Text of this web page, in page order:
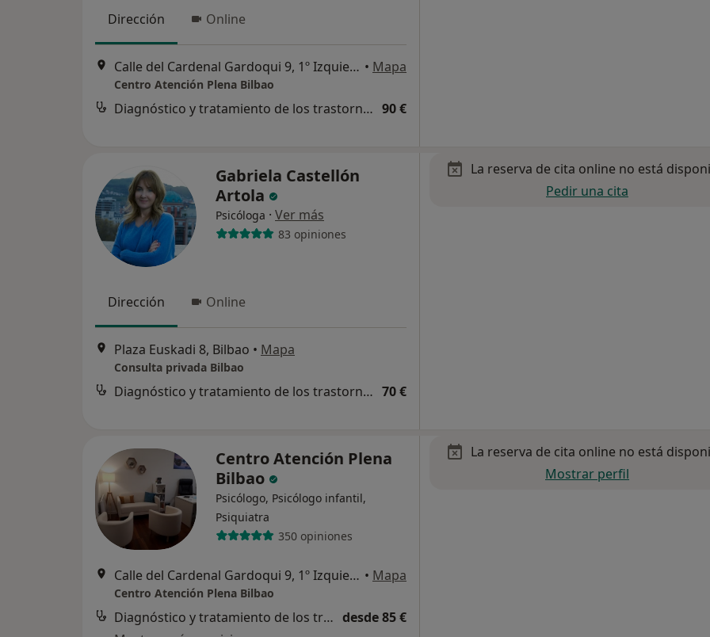
Dirección Online
Calle del Cardenal Gardoqui 9, 1º Izquierda, Bilbao • Mapa
Centro Atención Plena Bilbao
Diagnóstico y tratamiento de los trastornos depresivos 90 €
Gabriela Castellón
Artola
Psicóloga · Ver más
83 opiniones
Dirección Online
Plaza Euskadi 8, Bilbao • Mapa
Consulta privada Bilbao
Diagnóstico y tratamiento de los trastornos depresivos 70 €
La reserva de cita online no está
Pedir una cita
Centro Atención Plena
Bilbao
Psicólogo, Psicólogo infantil,
Psiquiatra
350 opiniones
Calle del Cardenal Gardoqui 9, 1º Izquierda, Bilbao • Mapa
Centro Atención Plena Bilbao
Diagnóstico y tratamiento de los trastornos depresivos desde 85 €
La reserva de cita online no está
Mostrar perfil